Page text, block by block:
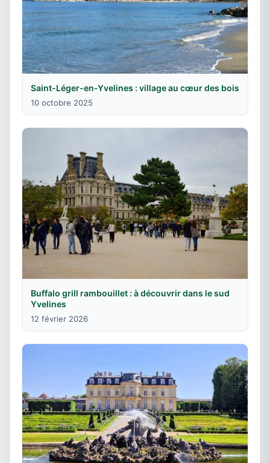
Saint-Léger-en-Yvelines : village au cœur des bois
10 octobre 2025
Buffalo grill rambouillet : à découvrir dans le sud
Yvelines
12 février 2026